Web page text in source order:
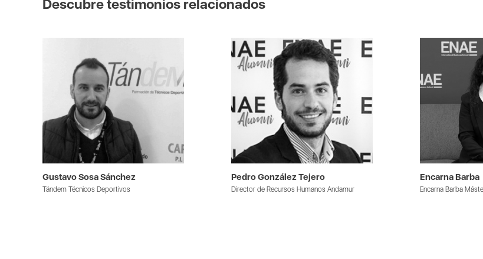
Descubre testimonios relacionados
Gustavo Sosa Sánchez
Tándem Técnicos Deportivos
Pedro González Tejero
Director de Recursos Humanos Andamur
Encarna Barba
Encarna Barba